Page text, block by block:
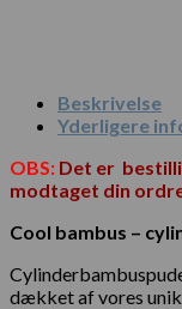
Beskrivelse
Yderligere
OBS: Det er
modtaget din
Cool bambus –
dækket af vores